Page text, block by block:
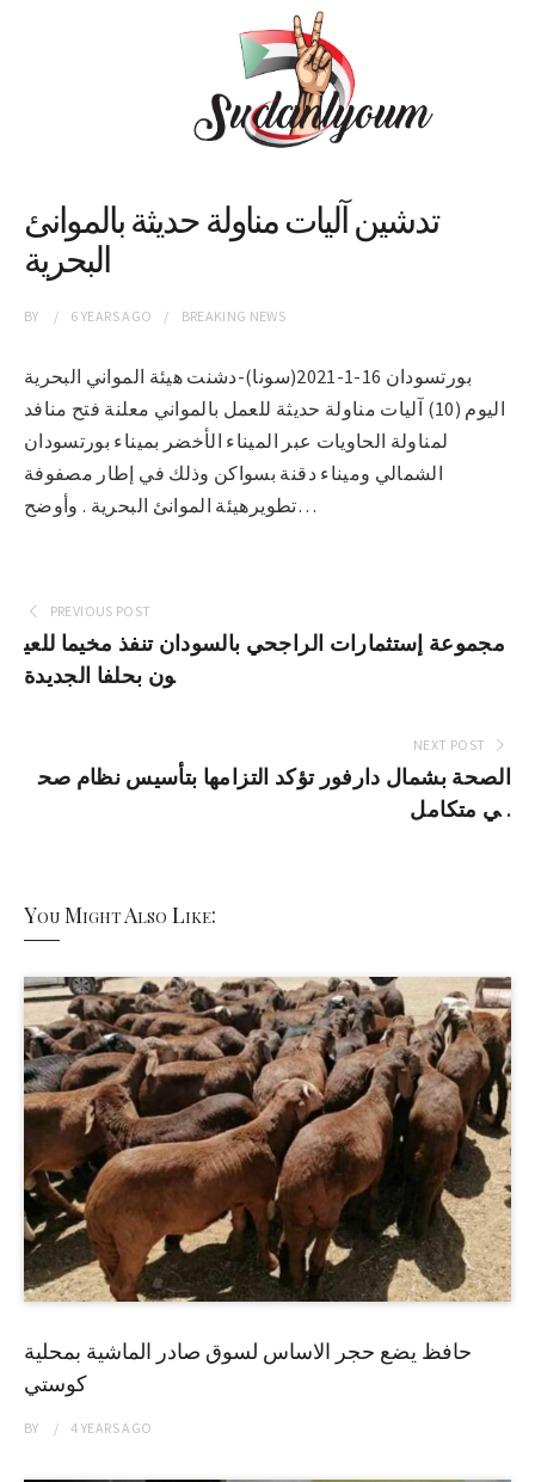
تدشين آليات مناولة حديثة بالموانئ
البحرية
BY 6 YEARSAGO BREAKING NEWS
بورتسودان 16-1-2021(سونا)-دشنت هيئة المواني البحرية
اليوم (10) آليات مناولة حديثة للعمل بالمواني معلنة فتح منافد
لمناولة الحاويات عبر الميناء الأخضر بميناء بورتسودان
الشمالي وميناء دقنة بسواكن وذلك في إطار مصفوفة
تطويرهيئة الموانئ البحرية . وأوضح…
PREVIOUS POST
مجموعة إستثمارات الراجحي بالسودان تنفذ مخيما للعي
ون بحلفا الجديدة
NEXT POST
الصحة بشمال دارفور تؤكد التزامها بتأسيس نظام صح
ي متكامل .
You Might Also Like:
حافظ يضع حجر الاساس لسوق صادر الماشية بمحلية
كوستي
BY 4 YEARSAGO